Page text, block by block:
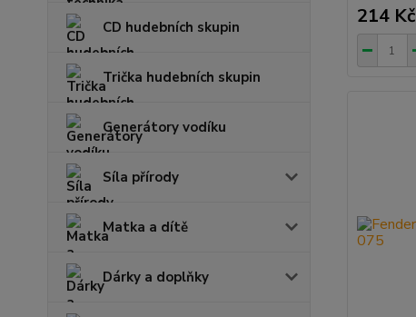
CD hudebních skupin
Trička hudebních skupin
Generátory vodíku
Síla přírody
Matka a dítě
Dárky a doplňky
214 Kč